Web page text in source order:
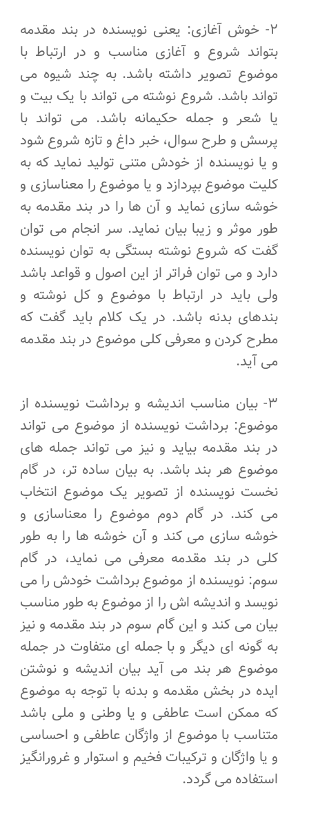
۲- خوش آغازی: یعنی نویسنده در بند مقدمه
بتواند شروع و آغازی مناسب و در ارتباط با
موضوع تصویر داشته باشد. به چند شیوه می
تواند باشد. شروع نوشته می تواند با یک بیت و
یا شعر و جمله حکیمانه باشد. می تواند با
پرسش و طرح سوال، خبر داغ و تازه شروع شود
و یا نویسنده از خودش متنی تولید نماید که به
کلیت موضوع بپردازد و یا موضوع را معناسازی و
خوشه سازی نماید و آن ها را در بند مقدمه به
طور موثر و زیبا بیان نماید. سر انجام می توان
گفت که شروع نوشته بستگی به توان نویسنده
دارد و می توان فراتر از این اصول و قواعد باشد
ولی باید در ارتباط با موضوع و کل نوشته و
بندهای بدنه باشد. در یک کلام باید گفت که
مطرح کردن و معرفی کلی موضوع در بند مقدمه
می آید.
۳- بیان مناسب اندیشه و برداشت نویسنده از
موضوع: برداشت نویسنده از موضوع می تواند
در بند مقدمه بیاید و نیز می تواند جمله های
موضوع هر بند باشد. به بیان ساده تر، در گام
نخست نویسنده از تصویر یک موضوع انتخاب
می کند. در گام دوم موضوع را معناسازی و
خوشه سازی می کند و آن خوشه ها را به طور
کلی در بند مقدمه معرفی می نماید، در گام
سوم: نویسنده از موضوع برداشت خودش را می
نویسد و اندیشه اش را از موضوع به طور مناسب
بیان می کند و این گام سوم در بند مقدمه و نیز
به گونه ای دیگر و با جمله ای متفاوت در جمله
موضوع هر بند می آید بیان اندیشه و نوشتن
ایده در بخش مقدمه و بدنه با توجه به موضوع
که ممکن است عاطفی و یا وطنی و ملی باشد
متناسب با موضوع از واژگان عاطفی و احساسی
و یا واژگان و ترکیبات فخیم و استوار و غرورانگیز
استفاده می گردد.